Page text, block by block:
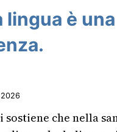
lingua è
sostiene che nella